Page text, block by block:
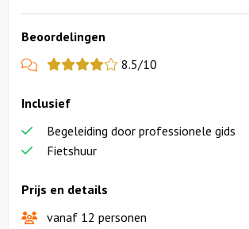
Beoordelingen
View
reviews
8.5/10
Prijs en details
vanaf 12 personen
Inclusief
Begeleiding door professionele gids
Fietshuur